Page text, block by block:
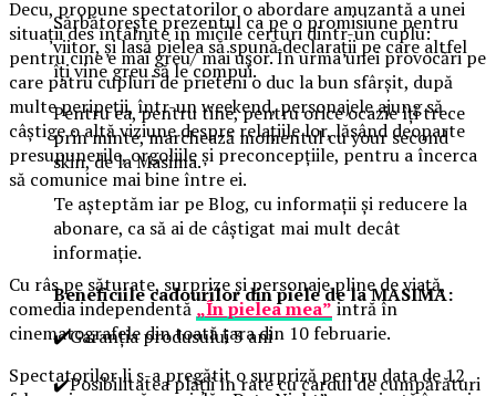
Sărbătorește prezentul ca pe o promisiune pentru
viitor, și lasă pielea să spună declarații pe care altfel
îți vine greu să le compui.
Pentru ea, pentru tine, pentru orice ocazie îți trece
prin minte, marchează momentul cu your second
skin, de la Masima.
Te așteptăm iar pe Blog, cu informații și reducere la
abonare, ca să ai de câștigat mai mult decât
informație.
Beneficiile cadourilor din piele de la MASIMA:
✔️Garanția produsului 3 ani
✔️Posibilitatea plății în rate cu cardul de cumpărături
Decu, propune spectatorilor o abordare amuzantă a unei
situații des întâlnite în micile certuri dintr-un cuplu:
pentru cine e mai greu/ mai ușor. În urma unei provocări pe
care patru cupluri de prieteni o duc la bun sfârșit, după
multe peripeții, într-un weekend, personajele ajung să
câștige o altă viziune despre relațiile lor, lăsând deoparte
presupunerile, orgoliile și preconcepțiile, pentru a încerca
să comunice mai bine între ei.
Cu râs pe săturate, surprize și personaje pline de viață,
comedia independentă„În pielea mea”intră în
cinematografele din toată țara din 10 februarie.
Spectatorilor li s-a pregătit o surpriză pentru data de 12